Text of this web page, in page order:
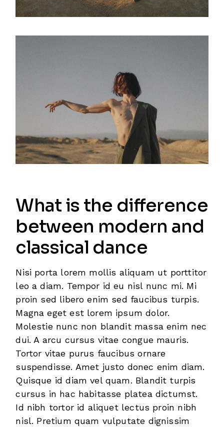
What is the difference
between modern and
classical dance
Nisi porta lorem mollis aliquam ut porttitor
leo a diam. Tempor id eu nisl nunc mi. Mi
proin sed libero enim sed faucibus turpis.
Magna eget est lorem ipsum dolor.
Molestie nunc non blandit massa enim nec
dui. A arcu cursus vitae congue mauris.
Tortor vitae purus faucibus ornare
suspendisse. Amet justo donec enim diam.
Quisque id diam vel quam. Blandit turpis
cursus in hac habitasse platea dictumst.
Id nibh tortor id aliquet lectus proin nibh
nisl. Pretium quam vulputate dignissim